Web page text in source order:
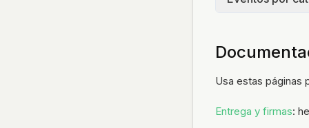
Usa estas páginas
Entrega y firmas: